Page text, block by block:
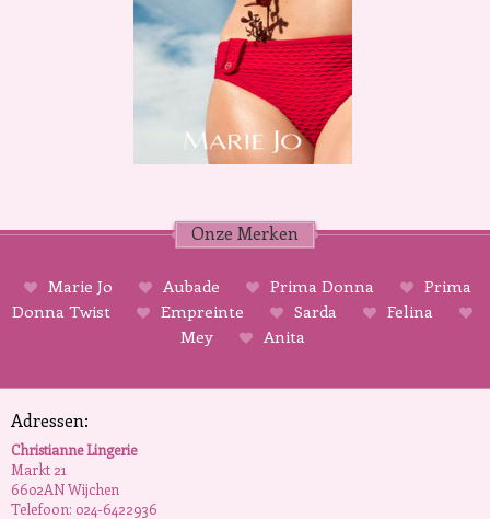
Onze Merken
Marie Jo Aubade Prima Donna
Prima
Donna Twist
Empreinte Sarda
Felina
Mey
Anita
Adressen:
Christianne Lingerie
Markt 21
6602AN Wijchen
Telefoon: 024-6422936